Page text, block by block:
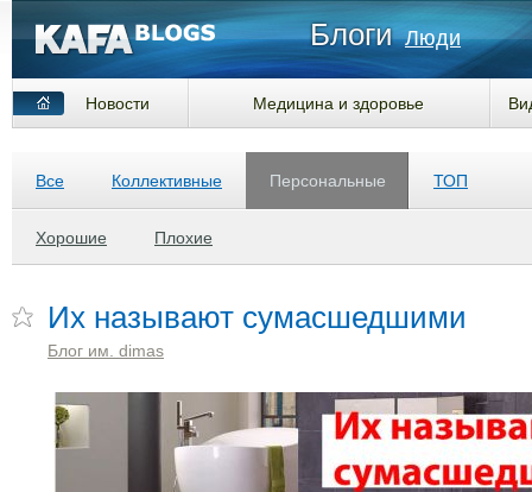
Блоги Люди
Новости Медицина и здоровье
Все Коллективные Персональные
Хорошие Плохие
ТОП
Их называют сумасшедшими
Блог им. dimas